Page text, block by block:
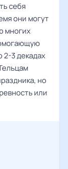
себя
они могут
многих
2-3 декадах
но
или